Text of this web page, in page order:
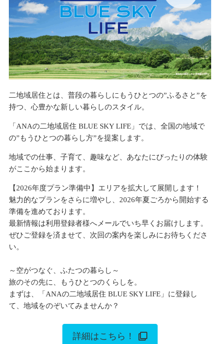
二地域居住とは、普段の暮らしにもうひとつの”ふるさと”を
持つ、心豊かな新しい暮らしのスタイル。
「ANAの二地域居住 BLUE SKY LIFE」では、全国の地域で
の”もうひとつの暮らし方”を提案します。
地域での仕事、子育て、趣味など、あなたにぴったりの体験
がここから始まります。
【2026年度プラン準備中】エリアを拡大して展開します！
魅力的なプランをさらに増やし、2026年夏ごろから開始する
準備を進めております。
最新情報は利用登録者様へメールでいち早くお届けします。
ぜひご登録を済ませて、次回の案内を楽しみにお待ちくださ
い。
～空がつなぐ、ふたつの暮らし～
旅のその先に、もうひとつのくらしを。
まずは、「ANAの二地域居住 BLUE SKY LIFE」に登録し
て、地域をのぞいてみませんか？
詳細はこちら！